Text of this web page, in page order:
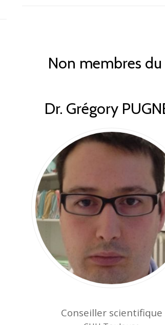
Non membres
Dr. Grégory
Conseiller scientifique